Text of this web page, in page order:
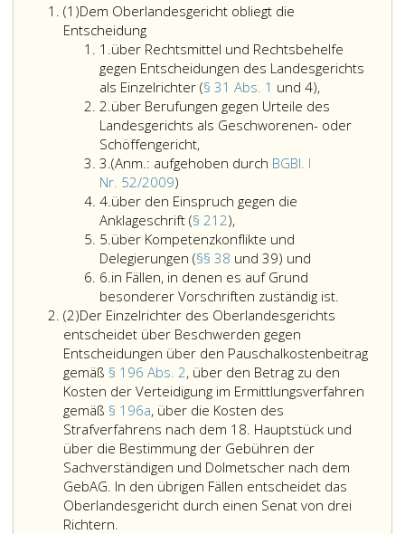
(1)Absatz
eins
Dem Oberlandesgericht obliegt die
Entscheidung
1.Ziffer
eins
über Rechtsmittel und Rechtsbehelfe
gegen Entscheidungen des Landesgerichts
als Einzelrichter (§ 31 Abs. 1 und 4),über
Rechtsmittel
und
31,
Absatz
und
4),
2.Ziffer
2
über Berufungen gegen Urteile des
Landesgerichts als Geschworenen- oder
Schöffengericht,
3.Ziffer
3
(Anm.: aufgehoben durch BGBl. I
Nr. 52/2009)
aufgehoben
durch
Bundesgesetzblatt
Teil
eins,
Nr. 52
aus
2009,)
4.Ziffer
4
über den Einspruch gegen die
Anklageschrift (§ 212),über
den
Einspruch
gegen
die
Anklageschrift
(Paragraph
212,),
5.Ziffer
5
über Kompetenzkonflikte und
Delegierungen (§§ 38 und 39) und
und
Delegierungen
38
und
39)
6.Ziffer
6
in Fällen, in denen es auf Grund
besonderer Vorschriften zuständig ist.
(2)Absatz
2
Der Einzelrichter des Oberlandesgerichts
entscheidet über Beschwerden gegen
Entscheidungen über den Pauschalkostenbeitrag
gemäß § 196 Abs. 2, über den Betrag zu den
Kosten der Verteidigung im Ermittlungsverfahren
gemäß § 196a, über die Kosten des
Strafverfahrens nach dem 18. Hauptstück und
über die Bestimmung der Gebühren der
Sachverständigen und Dolmetscher nach dem
GebAG. In den übrigen Fällen entscheidet das
Oberlandesgericht durch einen Senat von drei
Richtern.